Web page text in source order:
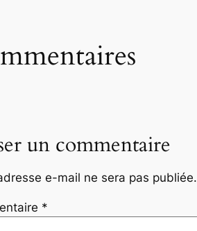
un commentaire
e-mail ne sera pas publiée.
*